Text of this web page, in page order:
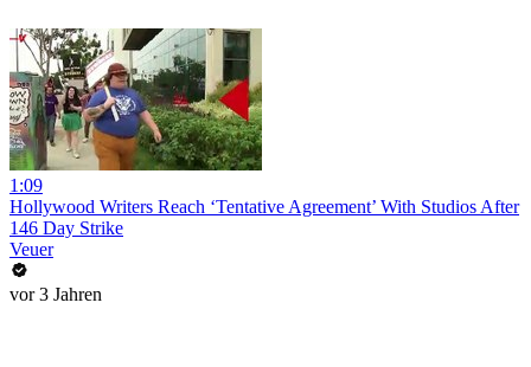
1:09
Hollywood Writers Reach ‘Tentative Agreement’ With Studios After
146 Day Strike
Veuer
vor 3 Jahren